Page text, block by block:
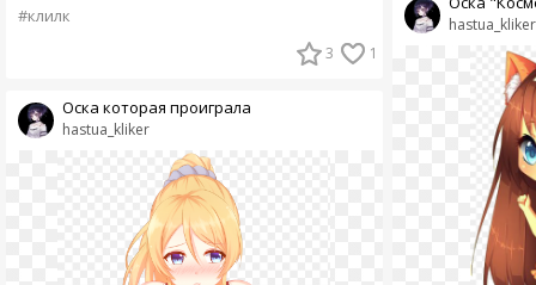
#клилк
3 1
hastua_kliker
Оска которая проиграла
hastua_kliker